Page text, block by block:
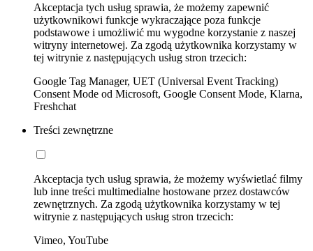
Akceptacja tych usług sprawia, że możemy zapewnić
użytkownikowi funkcje wykraczające poza funkcje
podstawowe i umożliwić mu wygodne korzystanie z naszej
witryny internetowej. Za zgodą użytkownika korzystamy w
tej witrynie z następujących usług stron trzecich:
Google Tag Manager, UET (Universal Event Tracking)
Consent Mode od Microsoft, Google Consent Mode, Klarna,
Freshchat
Treści zewnętrzne
Akceptacja tych usług sprawia, że możemy wyświetlać filmy
lub inne treści multimedialne hostowane przez dostawców
zewnętrznych. Za zgodą użytkownika korzystamy w tej
witrynie z następujących usług stron trzecich:
Vimeo, YouTube